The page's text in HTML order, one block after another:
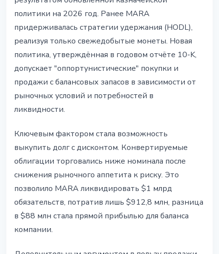
политики на 2026 год. Ранее MARA
придерживалась стратегии удержания (HODL),
реализуя только свежедобытые монеты. Новая
политика, утверждённая в годовом отчёте 10-K,
допускает "оппортунистические" покупки и
продажи с балансовых запасов в зависимости от
рыночных условий и потребностей в
ликвидности.
Ключевым фактором стала возможность
выкупить долг с дисконтом. Конвертируемые
облигации торговались ниже номинала после
снижения рыночного аппетита к риску. Это
позволило MARA ликвидировать $1 млрд
обязательств, потратив лишь $912,8 млн, разница
в $88 млн стала прямой прибылью для баланса
компании.